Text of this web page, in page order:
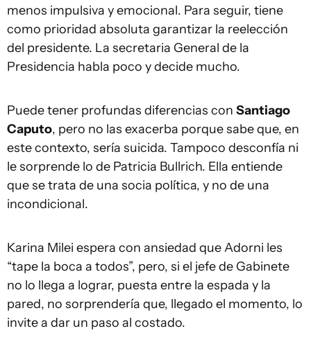
menos impulsiva y emocional. Para seguir, tiene
como prioridad absoluta garantizar la reelección
del presidente. La secretaria General de la
Presidencia habla poco y decide mucho.
Puede tener profundas diferencias con Santiago
Caputo, pero no las exacerba porque sabe que, en
este contexto, sería suicida. Tampoco desconfía ni
le sorprende lo de Patricia Bullrich. Ella entiende
que se trata de una socia política, y no de una
incondicional.
Karina Milei espera con ansiedad que Adorni les
“tape la boca a todos”, pero, si el jefe de Gabinete
no lo llega a lograr, puesta entre la espada y la
pared, no sorprendería que, llegado el momento, lo
invite a dar un paso al costado.